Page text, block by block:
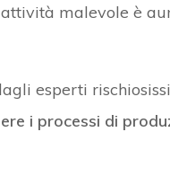
malevole è
esperti
i processi di